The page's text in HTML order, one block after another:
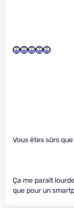
Vous êtes sûrs
Ça me paraît
que pour un